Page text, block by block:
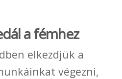
a fémhez
elkezdjük a
végezni,